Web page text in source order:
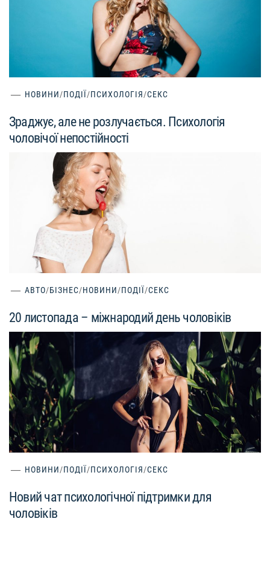
НОВИНИ/ПОДІЇ/ПСИХОЛОГІЯ/СЕКС
Зраджує, але не розлучається. Психологія
чоловічої непостійності
АВТО/БІЗНЕС/НОВИНИ/ПОДІЇ/СЕКС
20 листопада – міжнародий день чоловіків
НОВИНИ/ПОДІЇ/ПСИХОЛОГІЯ/СЕКС
Новий чат психологічної підтримки для
чоловіків